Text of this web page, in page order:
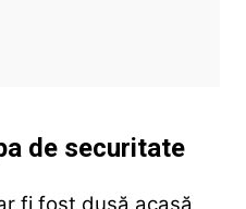
de securitate
fi fost dusă acasă